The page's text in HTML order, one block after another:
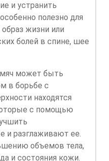
и устранить
полезно для
жизни или
болей в спине, шее
может быть
в борьбе с
находятся
с помощью
и разглаживают ее.
объемов тела,
и состояния кожи.